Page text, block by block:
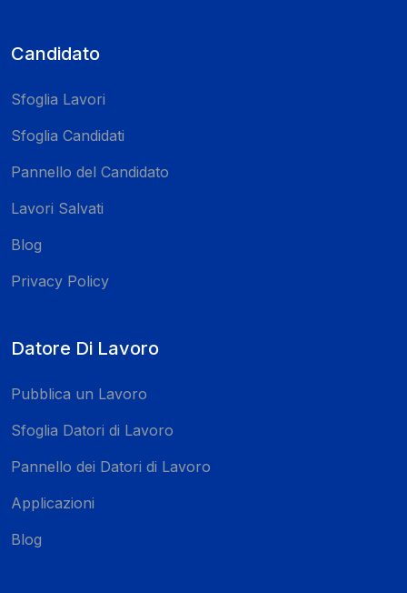
Candidato
Sfoglia Lavori
Sfoglia Candidati
Pannello del Candidato
Lavori Salvati
Blog
Privacy Policy
Datore Di Lavoro
Pubblica un Lavoro
Sfoglia Datori di Lavoro
Pannello dei Datori di Lavoro
Applicazioni
Blog